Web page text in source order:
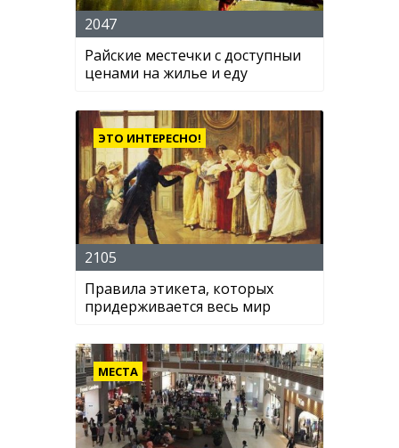
2047
Райские местечки с доступныи
ценами на жилье и еду
ЭТО ИНТЕРЕСНО!
2105
Правила этикета, которых
придерживается весь мир
МЕСТА